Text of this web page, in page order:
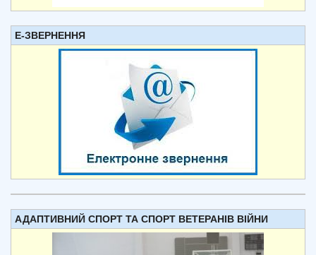
Е-ЗВЕРНЕННЯ
АДАПТИВНИЙ СПОРТ ТА СПОРТ ВЕТЕРАНІВ ВІЙНИ